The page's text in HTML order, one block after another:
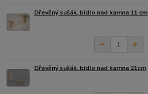
Dřevěný sušák, bidlo nad kamna 11 cm
Dřevěný sušák, bidlo nad kamna 21cm